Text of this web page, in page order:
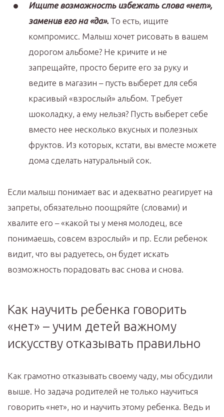
Ищите возможность избежать слова «нет»,
заменив его на «да». То есть, ищите
компромисс. Малыш хочет рисовать в вашем
дорогом альбоме? Не кричите и не
запрещайте, просто берите его за руку и
ведите в магазин – пусть выберет для себя
красивый «взрослый» альбом. Требует
шоколадку, а ему нельзя? Пусть выберет себе
вместо нее несколько вкусных и полезных
фруктов. Из которых, кстати, вы вместе можете
дома сделать натуральный сок.
Если малыш понимает вас и адекватно реагирует на
запреты, обязательно поощряйте (словами) и
хвалите его – «какой ты у меня молодец, все
понимаешь, совсем взрослый» и пр. Если ребенок
видит, что вы радуетесь, он будет искать
возможность порадовать вас снова и снова.
Как научить ребенка говорить
«нет» – учим детей важному
искусству отказывать правильно
Как грамотно отказывать своему чаду, мы обсудили
выше. Но задача родителей не только научиться
говорить «нет», но и научить этому ребенка. Ведь и